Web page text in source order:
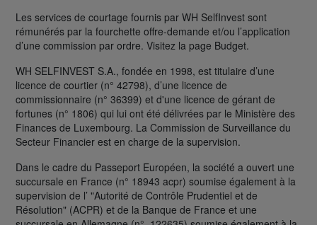
Les services de courtage fournis par WH SelfInvest sont
rémunérés par la fourchette offre-demande et/ou l’application
d’une commission par ordre. Visitez la page Budget.
WH SELFINVEST S.A., fondée en 1998, est titulaire d’une
licence de courtier (n° 42798), d’une licence de
commissionnaire (n° 36399) et d'une licence de gérant de
fortunes (n° 1806) qui lui ont été délivrées par le Ministère des
Finances de Luxembourg. La Commission de Surveillance du
Secteur Financier est en charge de la supervision.
Dans le cadre du Passeport Européen, la société a ouvert une
succursale en France (n° 18943 acpr) soumise également à la
supervision de l’ "Autorité de Contrôle Prudentiel et de
Résolution" (ACPR) et de la Banque de France et une